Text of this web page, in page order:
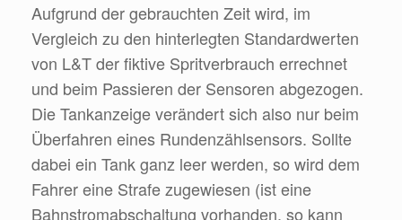
Aufgrund der gebrauchten Zeit wird, im
Vergleich zu den hinterlegten Standardwerten
von L&T der fiktive Spritverbrauch errechnet
und beim Passieren der Sensoren abgezogen.
Die Tankanzeige verändert sich also nur beim
Überfahren eines Rundenzählsensors. Sollte
dabei ein Tank ganz leer werden, so wird dem
Fahrer eine Strafe zugewiesen (ist eine
Bahnstromabschaltung vorhanden, so kann